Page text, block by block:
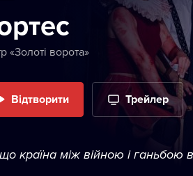
«Золоті ворота»
Відтворити Трейлер
країна між війною і ганьбою